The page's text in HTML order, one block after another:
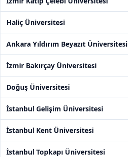
Haliç Üniversitesi
Ankara Yıldırım Beyazıt Üniversitesi
İzmir Bakırçay Üniversitesi
Doğuş Üniversitesi
İstanbul Gelişim Üniversitesi
İstanbul Kent Üniversitesi
İstanbul Topkapı Üniversitesi